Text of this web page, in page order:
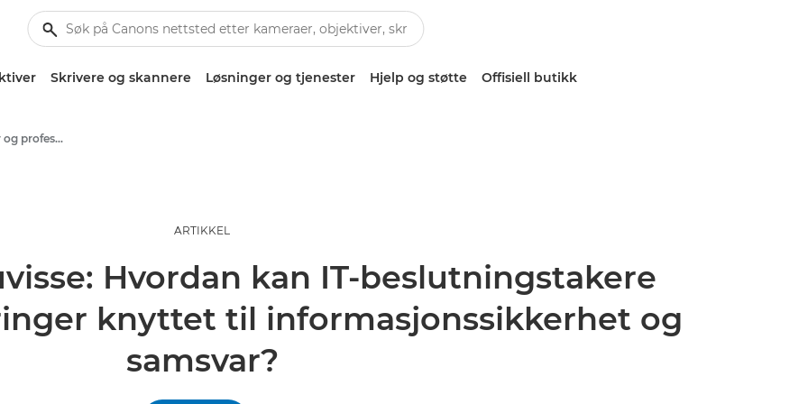
Skrivere og skannere Løsninger og tjenester Hjelp og støtte Offisiell butikk
Artikler for bedrifter og profesjonelle
ARTIKKEL
Hvordan kan IT-beslutningstakere
knyttet til informasjonssikkerhet og
samsvar?